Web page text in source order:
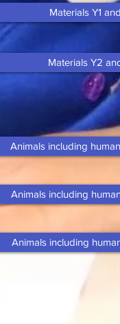
Materials Y1
Materials Y2
Animals including
Animals including
Animals including